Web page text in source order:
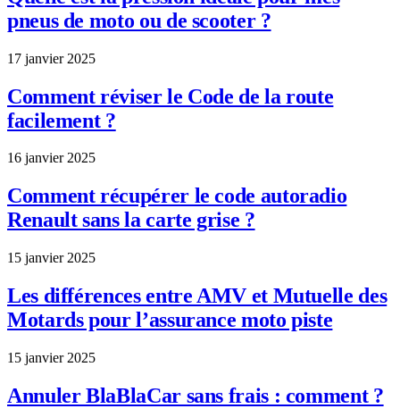
pneus de moto ou de scooter ?
17 janvier 2025
Comment réviser le Code de la route
facilement ?
16 janvier 2025
Comment récupérer le code autoradio
Renault sans la carte grise ?
15 janvier 2025
Les différences entre AMV et Mutuelle des
Motards pour l’assurance moto piste
15 janvier 2025
Annuler BlaBlaCar sans frais : comment ?